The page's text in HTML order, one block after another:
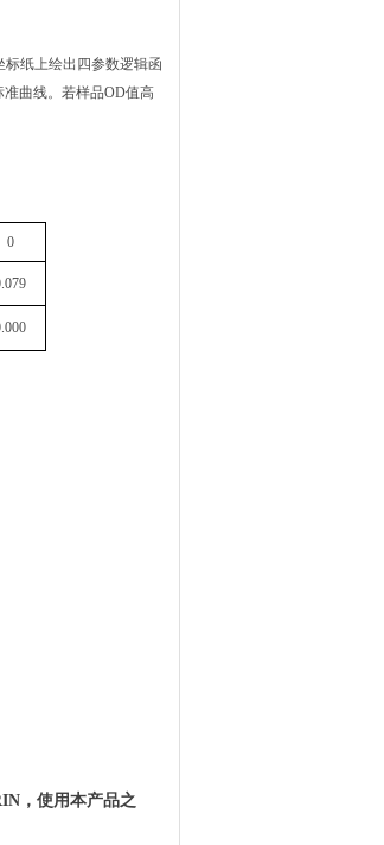
纸上绘出四参数逻辑函
曲线。若样品OD值高
0
，使用本产品之